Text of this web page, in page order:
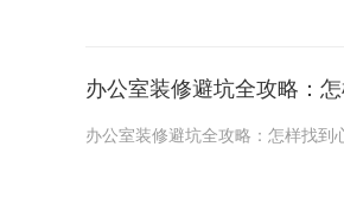
办公室装修避坑全攻略：
办公室装修避坑全攻略：怎样找到